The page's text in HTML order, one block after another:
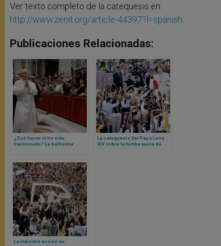
Ver texto completo de la catequesis en:
http://www.zenit.org/article-44397?l=spanish.
Publicaciones Relacionadas:
¿Qué hacer si he sido
traicionado? La bellísima
La catequesis del Papa León
XIV sobre la tumba vacía de
La invisible acción de